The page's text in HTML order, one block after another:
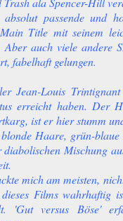
passende und
Title mit seinem
auch viele andere
fabelhaft gelungen.
Jean-Louis
erreicht haben. Der
ist er hier stumm
Haare, grün-
Mischung
mich am meisten,
Films wahrhaftig
'Gut versus Böse'